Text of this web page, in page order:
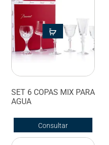
SET 6 COPAS MIX PARA
AGUA
Consultar
disponibilidad